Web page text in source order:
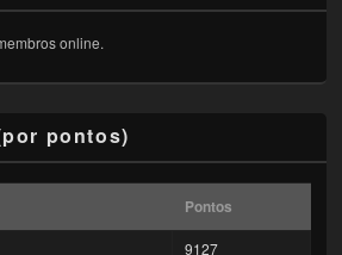
online.
pontos)
Pontos
9127